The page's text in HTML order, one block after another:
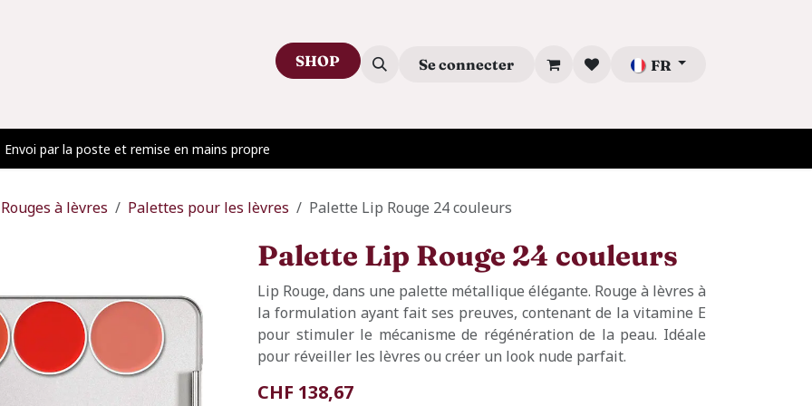
SHOP Se connecter FR
Envoi par la poste et remise en mains propre
Rouges à lèvres Palettes pour les lèvres Palette Lip Rouge 24 couleurs
Palette Lip Rouge 24 couleurs
Lip Rouge, dans une palette métallique élégante. Rouge à lèvres à
la formulation ayant fait ses preuves, contenant de la vitamine E
pour stimuler le mécanisme de régénération de la peau. Idéale
pour réveiller les lèvres ou créer un look nude parfait.
CHF 138,67